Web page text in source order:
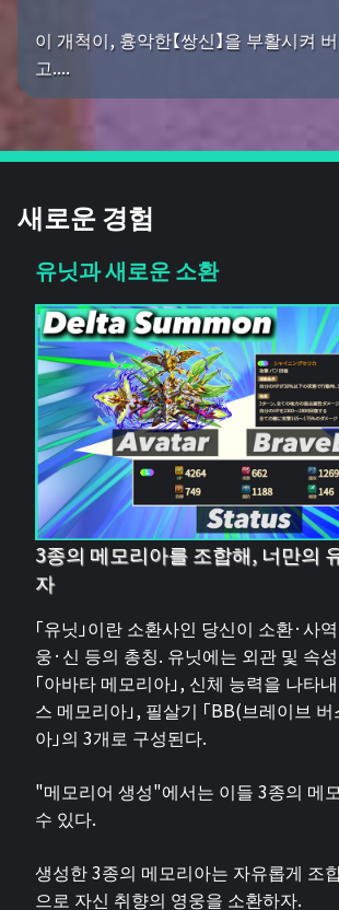
이 개척이, 흉악한【쌍신】을 부활시켜
고....
새로운 경험
유닛과 새로운 소환
3종의 메모리아를 조합해, 너만의
자
「유닛」이란 소환사인 당신이 소환·사
웅·신 등의 총칭. 유닛에는 외관 및 속
「아바타 메모리아」, 신체 능력을 나타
스 메모리아」, 필살기 「BB(브레이브
아」의 3개로 구성된다.
"메모리어 생성"에서는 이들 3종의 메
수 있다.
생성한 3종의 메모리아는 자유롭게 조합
으로 자신 취향의 영웅을 소환하자.